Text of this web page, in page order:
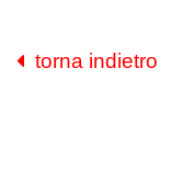
torna indietro